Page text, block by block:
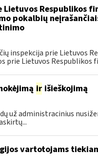
Lietuvos Respublikos
pokalbių
inspekcija prie Lietuvos
prie Lietuvos Respublikos
irišieškojimą
už administracinius
vartotojams